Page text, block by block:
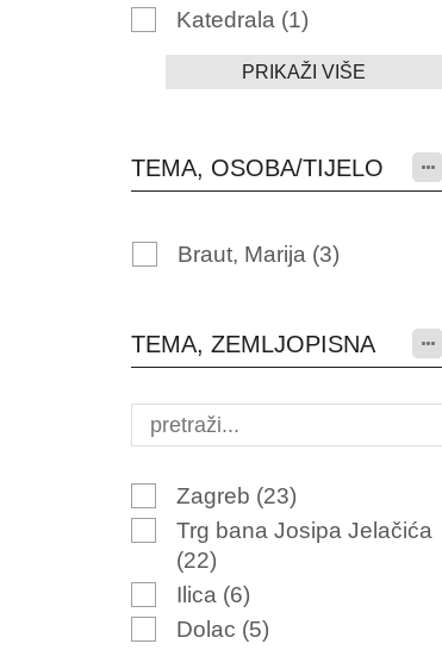
Katedrala (1)
PRIKAŽI VIŠE
TEMA, OSOBA/TIJELO
Braut, Marija (3)
TEMA, ZEMLJOPISNA
Zagreb (23)
Trg bana Josipa Jelačića
(22)
Ilica (6)
Dolac (5)